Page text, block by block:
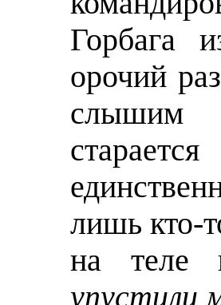
Горбага
орочий
лишь кто-
на теле
упустили